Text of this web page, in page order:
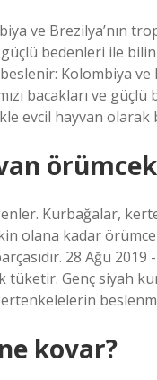
ve Brezilya’nın
güçlü bedenleri ile
Kolombiya ve
bacakları ve
evcil hayvan olarak
Kurbağalar,
olana kadar
28 Ağu
tüketir. Genç siyah
kovar?